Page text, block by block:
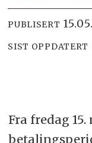
PUBLISERT
SIST OPPDATERT
Fra fredag